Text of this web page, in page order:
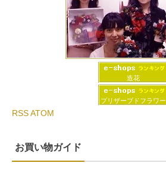
造花
プリザーブドフラワー
RSSATOM
お買い物ガイド